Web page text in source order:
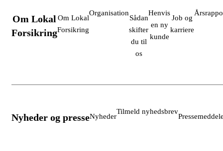
Om Lokal
Forsikring
Om Lokal
Forsikring
Organisation
Sådan
skifter
du til
os
Henvis
en ny
kunde
Job og
karriere
Nyheder og presseNyheder
Tilmeld nyhedsbrev